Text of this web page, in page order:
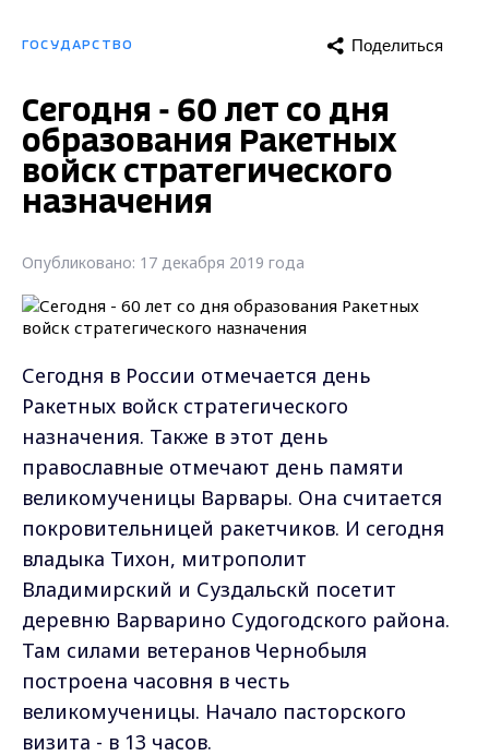
ГОСУДАРСТВО Поделиться
Сегодня - 60 лет со дня
образования Ракетных
войск стратегического
назначения
Опубликовано: 17 декабря 2019 года
Сегодня в России отмечается день
Ракетных войск стратегического
назначения. Также в этот день
православные отмечают день памяти
великомученицы Варвары. Она считается
покровительницей ракетчиков. И сегодня
владыка Тихон, митрополит
Владимирский и Суздальскй посетит
деревню Варварино Судогодского района.
Там силами ветеранов Чернобыля
построена часовня в честь
великомученицы. Начало пасторского
визита - в 13 часов.